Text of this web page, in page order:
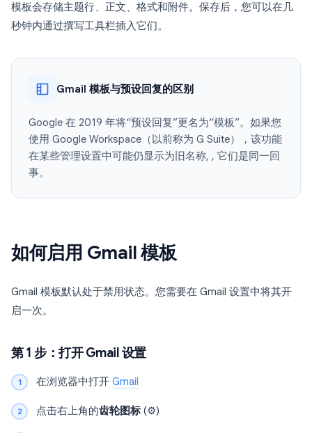
模板会存储主题行、正文、格式和附件。保存后，您可以在几
秒钟内通过撰写工具栏插入它们。
Gmail 模板与预设回复的区别
Google 在 2019 年将“预设回复”更名为“模板”。如果您
使用 Google Workspace（以前称为 G Suite），该功能
在某些管理设置中可能仍显示为旧名称, , 它们是同一回
事。
如何启用 Gmail 模板
Gmail 模板默认处于禁用状态。您需要在 Gmail 设置中将其开
启一次。
第 1 步：打开 Gmail 设置
在浏览器中打开 Gmail
点击右上角的齿轮图标 (⚙️)